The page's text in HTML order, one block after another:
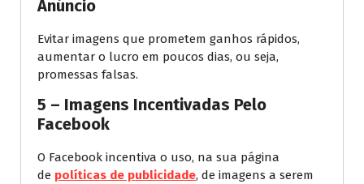
Anúncio
Evitar imagens que prometem ganhos rápidos,
aumentar o lucro em poucos dias, ou seja,
promessas falsas.
5 – Imagens Incentivadas Pelo
Facebook
O Facebook incentiva o uso, na sua página
de políticas de publicidade, de imagens a serem